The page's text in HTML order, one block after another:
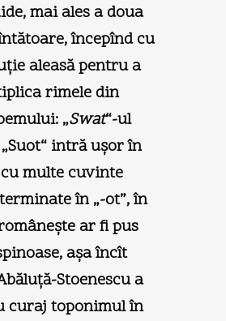
mai ales a doua
începînd cu
aleasă pentru a
rimele din
„Swat“-ul
intră uşor în
multe cuvinte
în „-ot”, în
ar fi pus
aşa încît
Stoenescu a
curaj toponimul în